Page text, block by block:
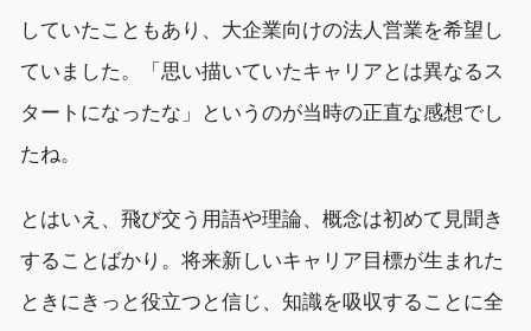
していたこともあり、大企業向けの法人営業を希望し
ていました。「思い描いていたキャリアとは異なるス
タートになったな」というのが当時の正直な感想でし
たね。
とはいえ、飛び交う用語や理論、概念は初めて見聞き
することばかり。将来新しいキャリア目標が生まれた
ときにきっと役立つと信じ、知識を吸収することに全